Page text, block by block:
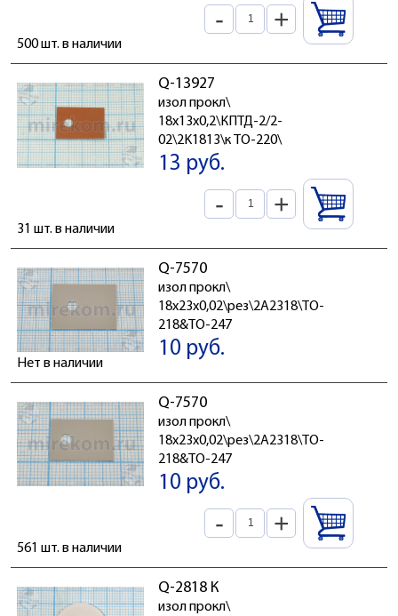
- +
500 шт. в наличии
Q-13927
изол прокл\
18x13x0,2\КПТД-2/2-
02\2K1813\к TO-220\
13 руб.
- +
31 шт. в наличии
Q-7570
изол прокл\
18x23x0,02\рез\2A2318\TO-
218&TO-247
10 руб.
Нет в наличии
Q-7570
изол прокл\
18x23x0,02\рез\2A2318\TO-
218&TO-247
10 руб.
- +
561 шт. в наличии
Q-2818 К
изол прокл\